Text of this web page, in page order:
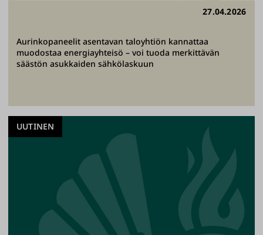
27.04.2026
Aurinkopaneelit asentavan taloyhtiön kannattaa
muodostaa energiayhteisö – voi tuoda merkittävän
säästön asukkaiden sähkölaskuun
UUTINEN